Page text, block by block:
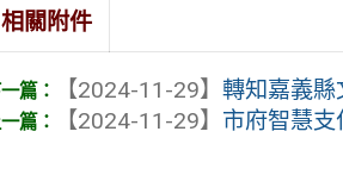
相關附件
【2024-11-29】轉知嘉義縣
【2024-11-29】 市府智慧支